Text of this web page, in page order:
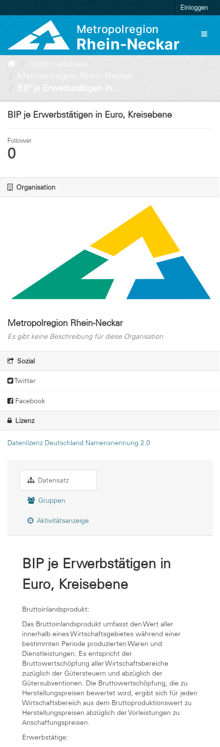
zum
Einloggen
Organisationen
Metropolregion Rhein-Neckar
BIP je Erwerbstätigen in...
BIP je Erwerbstätigen in Euro, Kreisebene
Follower
0
Organisation
Metropolregion Rhein-Neckar
Es gibt keine Beschreibung für diese Organisation
Sozial
Twitter
Facebook
Lizenz
Datenlizenz Deutschland Namensnennung 2.0
Datensatz
Gruppen
Aktivitätsanzeige
BIP je Erwerbstätigen in
Euro, Kreisebene
Bruttoinlandsprodukt:
Das Bruttoinlandsprodukt umfasst den Wert aller
innerhalb eines Wirtschaftsgebietes während einer
bestimmten Periode produzierten Waren und
Dienstleistungen. Es entspricht der
Bruttowertschöpfung aller Wirtschaftsbereiche
zuzüglich der Gütersteuern und abzüglich der
Gütersubventionen. Die Bruttowertschöpfung, die zu
Herstellungspreisen bewertet wird, ergibt sich für jeden
Wirtschaftsbereich aus dem Bruttoproduktionswert zu
Herstellungspreisen abzüglich der Vorleistungen zu
Anschaffungspreisen.
Erwerbstätige: